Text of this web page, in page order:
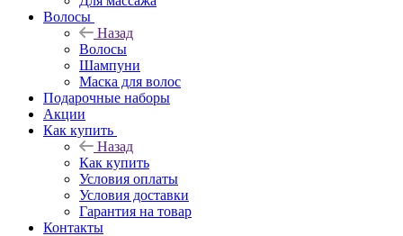
Волосы
Назад
Волосы
Шампуни
Маска для волос
Подарочные наборы
Акции
Как купить
Назад
Как купить
Условия оплаты
Условия доставки
Гарантия на товар
Контакты